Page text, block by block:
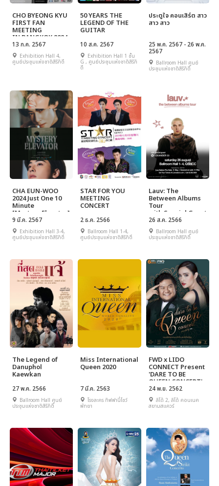
CHO BYEONG KYU
FIRST FAN
MEETING
IN BANGKOK 2024 :
ENCOUNTER IN
BANGKOK
13 ก.ค. 2567
Exhibition Hall 4,
ศูนย์ประชุมแห่งชาติสิริกิติ์
50 YEARS THE
LEGEND OF THE
GUITAR
10 ส.ค. 2567
Exhibition Hall 1 ชั้น
G , ศูนย์ประชุมแห่งชาติสิริกิ
ติ์
ประตูใจ คอนเสิร์ต สาว
สาว สาว
25 พ.ค. 2567 - 26 พ.ค.
2567
Ballroom Hall ศูนย์
ประชุมแห่งชาติสิริกิติ์
CHA EUN-WOO
2024 Just One 10
Minute
[Mystery Elevator]
in Bangkok
9 มี.ค. 2567
Exhibition Hall 3-4,
ศูนย์ประชุมแห่งชาติสิริกิติ์
STAR FOR YOU
MEETING
CONCERT
2 ธ.ค. 2566
Ballroom Hall 1-4,
ศูนย์ประชุมแห่งชาติสิริกิติ์
Lauv: The
Between Albums
Tour
with Special Guest
Alexander 23
26 ส.ค. 2566
Ballroom Hall ศูนย์
ประชุมแห่งชาติสิริกิติ์
The Legend of
Danuphol
Kaewkan
27 พ.ค. 2566
Ballroom Hall ศูนย์
ประชุมแห่งชาติสิริกิติ์
Miss International
Queen 2020
7 มี.ค. 2563
โรงละคร ทิฟฟานี่โชว์
พัทยา
FWD x LIDO
CONNECT Present
'DARE TO BE
QUEEN CONCERT'
24 พ.ย. 2562
ลิโด้ 2, ลิโด้ คอนเนค
สยามสแควร์‬